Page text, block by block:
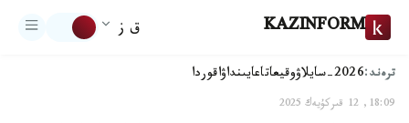
KAZINFORM ق ز
ترەند:2026-سايلاۋ وقيعاتاعايىنداۋاقوردا
18:09, 12 قىركۇيەك 2025